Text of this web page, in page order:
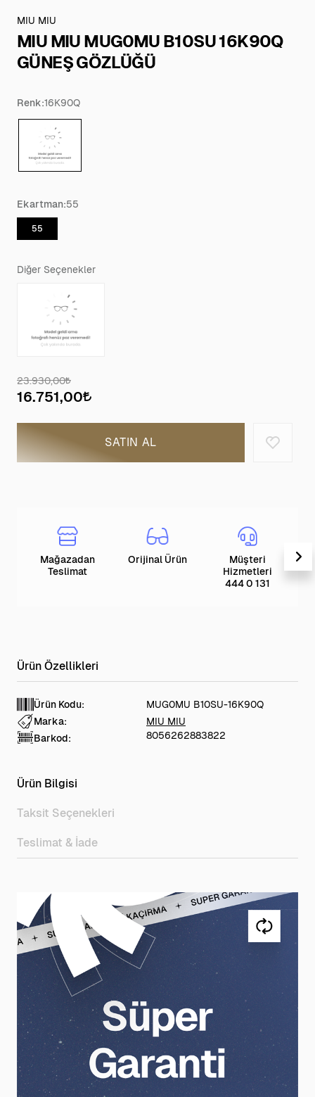
MIU MIU
MIU MIU MUG0MU B10SU 16K90Q
GÜNEŞ GÖZLÜĞÜ
Renk:16K90Q
Ekartman:55
55
Diğer Seçenekler
23.930,00
16.751,00
SATIN AL
Mağazadan
Teslimat
Orijinal Ürün
Müşteri
Hizmetleri
444 0 131
Ürün Kodu:
MUG0MU B10SU-16K90Q
Marka:
MIU MIU
Barkod:
8056262883822
Ürün Bilgisi
Taksit Seçenekleri
Teslimat & İade